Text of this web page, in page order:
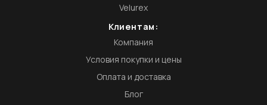
Velurex
Клиентам:
Компания
Условия покупки и цены
Оплата и доставка
Блог